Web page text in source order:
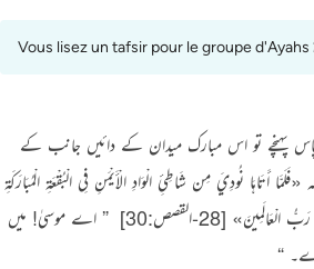
Vous lisez un tafsir pour le groupe d'Ayahs
پہنچے تو اس مبارک میدان کے دائیں جانب کے
«فَلَمَّا أَتَاهَا نُودِيَ مِن شَاطِئِ الْوَادِ الْأَيْمَنِ فِي الْبُقْعَةِ الْمُبَارَكَةِ
رَبُّ الْعَالَمِينَ» [28-القصص:30]
” اے موسیٰ! میں
“